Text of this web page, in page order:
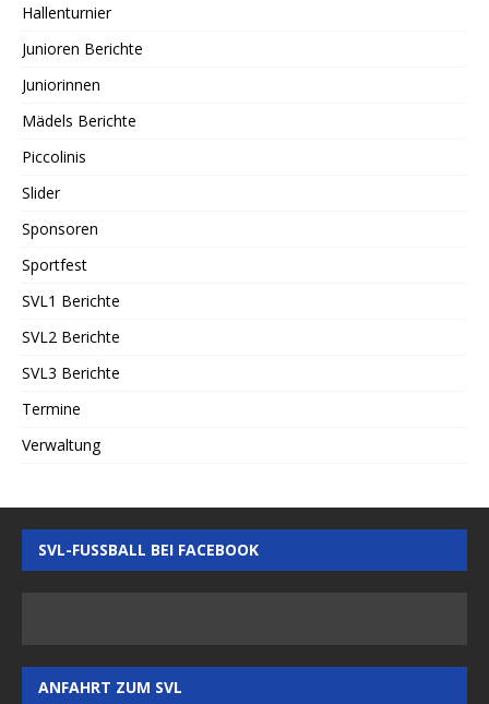
Hallenturnier
Junioren Berichte
Juniorinnen
Mädels Berichte
Piccolinis
Slider
Sponsoren
Sportfest
SVL1 Berichte
SVL2 Berichte
SVL3 Berichte
Termine
Verwaltung
SVL-FUSSBALL BEI FACEBOOK
ANFAHRT ZUM SVL